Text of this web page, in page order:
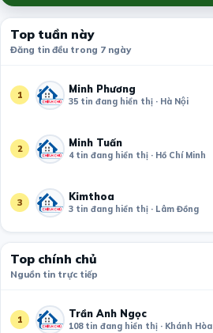
Top tuần này
Đăng tin đều trong 7 ngày
1 Minh Phương
35 tin đang hiển thị · Hà Nội
2 Minh Tuấn
4 tin đang hiển thị · Hồ Chí Minh
3 Kimthoa
3 tin đang hiển thị · Lâm Đồng
Top chính chủ
Nguồn tin trực tiếp
1 Trần Anh Ngọc
108 tin đang hiển thị · Khánh Hòa